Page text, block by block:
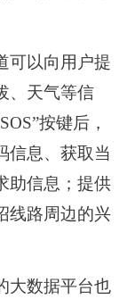
以向用户提
、天气等信
按键后，
信息、获取当
助信息；提供
线路周边的兴
数据平台也